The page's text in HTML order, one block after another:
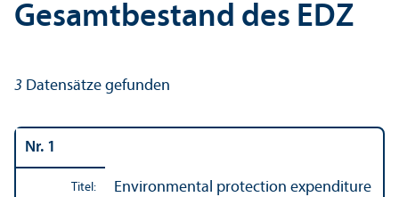
Gesamtbestand des EDZ
3 Datensätze gefunden
Nr. 1
Titel:
Environmental protection expenditure